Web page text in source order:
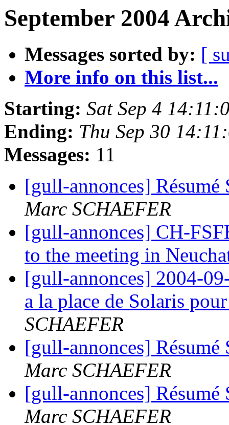
September 2004
Messages sorted by: [
More info on this list...
Starting: Sat Sep 4
Ending: Thu Sep 30
Messages: 11
[gull-annonces]
Marc SCHAEFER
[gull-annonces] CH-
to the meeting in
[gull-annonces] 2004-
a la place de Solaris
SCHAEFER
[gull-annonces]
Marc SCHAEFER
[gull-annonces]
Marc SCHAEFER